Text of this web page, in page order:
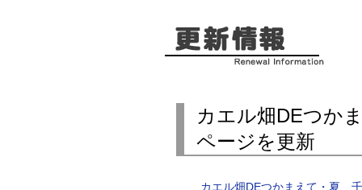
カエル畑DEつ
ページを更新
カエル畑DEつかまえて・夏